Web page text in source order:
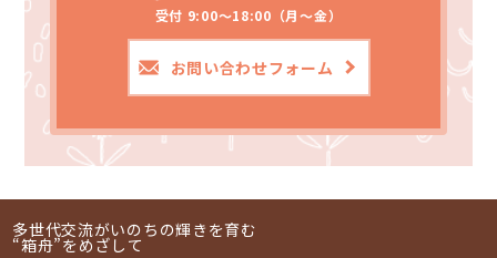
受付 9:00～18:00（月～金）
お問い合わせフォーム
多世代交流がいのちの輝きを育む
“箱舟”をめざして